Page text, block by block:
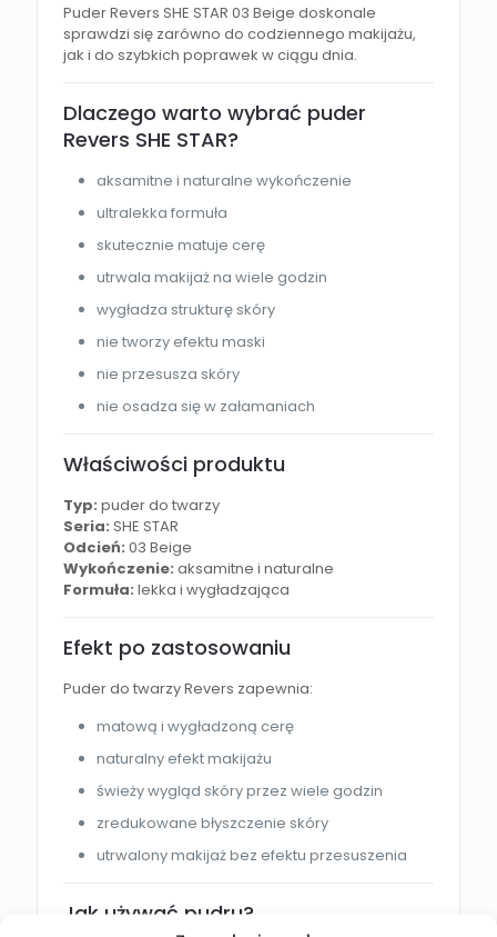
Puder Revers SHE STAR 03 Beige doskonale
sprawdzi się zarówno do codziennego makijażu,
jak i do szybkich poprawek w ciągu dnia.
Dlaczego warto wybrać puder
Revers SHE STAR?
aksamitne i naturalne wykończenie
ultralekka formuła
skutecznie matuje cerę
utrwala makijaż na wiele godzin
wygładza strukturę skóry
nie tworzy efektu maski
nie przesusza skóry
nie osadza się w załamaniach
Właściwości produktu
Typ: puder do twarzy
Seria: SHE STAR
Odcień: 03 Beige
Wykończenie: aksamitne i naturalne
Formuła: lekka i wygładzająca
Efekt po zastosowaniu
Puder do twarzy Revers zapewnia:
matową i wygładzoną cerę
naturalny efekt makijażu
świeży wygląd skóry przez wiele godzin
zredukowane błyszczenie skóry
utrwalony makijaż bez efektu przesuszenia
Jak używać pudru?